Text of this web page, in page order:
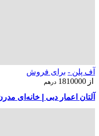
آف پلن - برای فروش
از 1810000 درهم
آلتان اعمار دبی | خانه‌ای